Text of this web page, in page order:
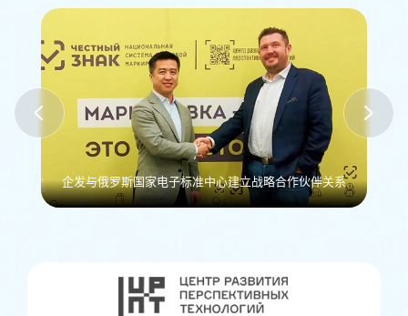
支持中俄本币结算，合规安全，回款
稳定快捷，为交易提供可靠保障。
企发与俄罗斯国家电子标准中心建立战略合作伙伴关系